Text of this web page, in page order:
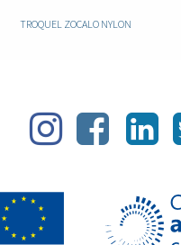
TROQUEL ZOCALO NYLON